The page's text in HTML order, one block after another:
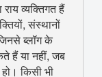
राय व्यक्तिगत हैं
संस्थानों
ब्लॉग के
हैं या नहीं, जब
किसी भी